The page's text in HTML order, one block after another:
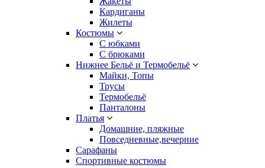
Кардиганы
Жилеты
Костюмы
С юбками
С брюками
Нижнее Бельё и Термобельё
Майки, Топы
Трусы
Термобельё
Панталоны
Платья
Домашние, пляжные
Повседневные,вечерние
Сарафаны
Спортивные костюмы